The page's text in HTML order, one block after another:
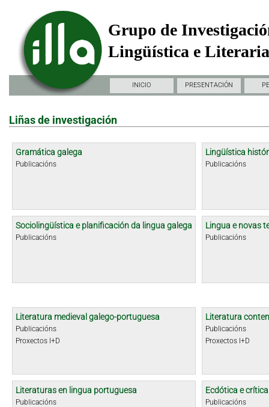
Grupo de
Lingüística e
INICIO PRESENTACIÓN
Liñas de investigación
Gramática galega
Publicacións
Lingüística
Publicacións
Sociolingüística e planificación da lingua galega
Publicacións
Lingua e novas
Publicacións
Literatura medieval galego-portuguesa
Publicacións
Proxectos I+D
Literatura
Publicacións
Proxectos I+D
Literaturas en lingua portuguesa
Publicacións
Ecdótica e
Publicacións